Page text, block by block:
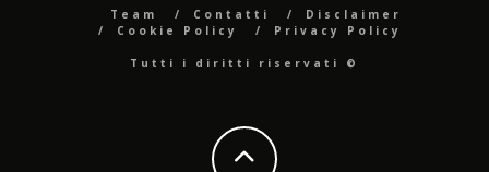
Team Contatti
Disclaimer
Cookie Policy
Privacy Policy
Tutti i diritti riservati ©